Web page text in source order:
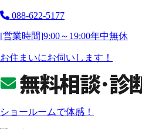
088-622-5177
[営業時間]9:00～19:00年中無休
お住まいにお伺いします！
ショールームで体感！